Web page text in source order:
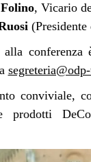
, Vicario
(Presidente
alla
conviviale,
prodotti